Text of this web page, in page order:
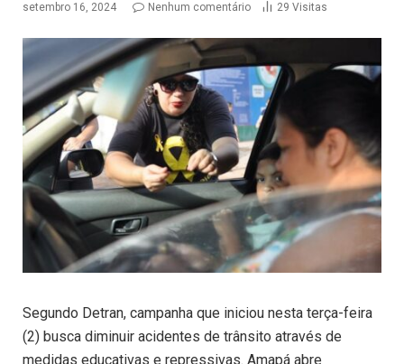
setembro 16, 2024 Nenhum comentário 29 Visitas
Segundo Detran, campanha que iniciou nesta terça-feira
(2) busca diminuir acidentes de trânsito através de
medidas educativas e repressivas. Amapá abre